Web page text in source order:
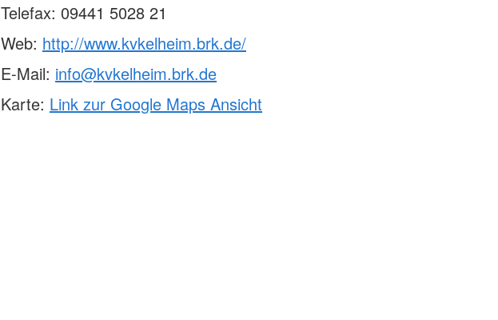
Telefax: 09441 5028 21
Web: http://www.kvkelheim.brk.de/
E-Mail: info@kvkelheim.brk.de
Karte: Link zur Google Maps Ansicht